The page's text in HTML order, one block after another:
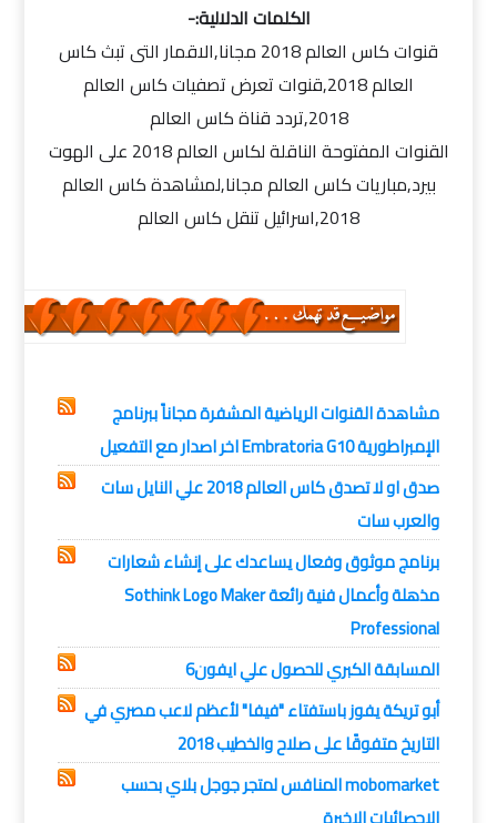
الكلمات الدلالية:-
قنوات كاس العالم 2018 مجانا,الاقمار التى تبث كاس
العالم 2018,قنوات تعرض تصفيات كاس العالم
2018,تردد قناة كاس العالم
القنوات المفتوحة الناقلة لكاس العالم 2018 على الهوت
بيرد,مباريات كاس العالم مجانا,لمشاهدة كاس العالم
2018,اسرائيل تنقل كاس العالم
مشاهدة القنوات الرياضية المشفرة مجاناً ببرنامج
الإمبراطورية Embratoria G10 اخر اصدار مع التفعيل
صدق او لا تصدق كاس العالم 2018 علي النايل سات
والعرب سات
برنامج موثوق وفعال يساعدك على إنشاء شعارات
مذهلة وأعمال فنية رائعة Sothink Logo Maker
Professional
المسابقة الكبري للحصول علي ايفون6
أبو تريكة يفوز باستفتاء "فيفا" لأعظم لاعب مصري في
التاريخ متفوقًا على صلاح والخطيب 2018
mobomarket المنافس لمتجر جوجل بلاي بحسب